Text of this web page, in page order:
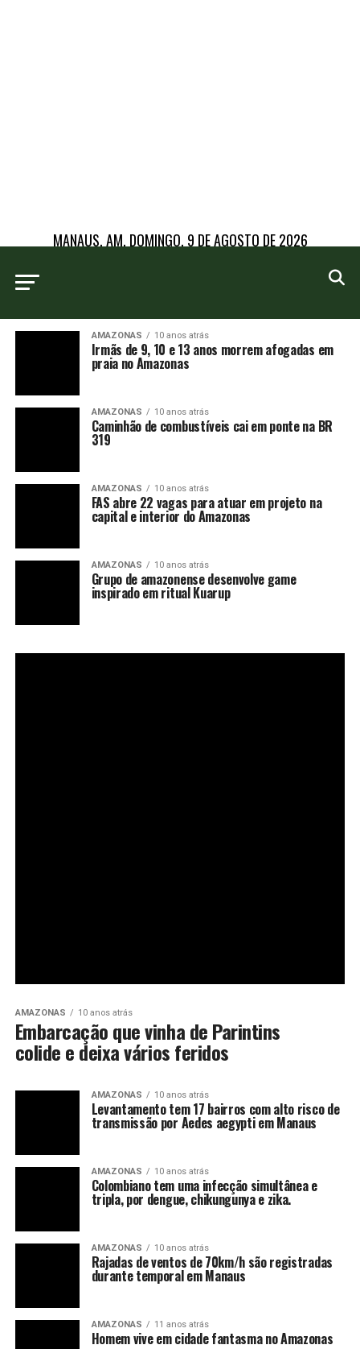
MANAUS, AM, DOMINGO, 9 DE AGOSTO DE 2026
AMAZONAS 10 anos atrás
Irmãs de 9, 10 e 13 anos morrem afogadas em
praia no Amazonas
AMAZONAS 10 anos atrás
Caminhão de combustíveis cai em ponte na BR
319
AMAZONAS 10 anos atrás
FAS abre 22 vagas para atuar em projeto na
capital e interior do Amazonas
AMAZONAS 10 anos atrás
Grupo de amazonense desenvolve game
inspirado em ritual Kuarup
AMAZONAS 10 anos atrás
Embarcação que vinha de Parintins
colide e deixa vários feridos
AMAZONAS 10 anos atrás
Levantamento tem 17 bairros com alto risco de
transmissão por Aedes aegypti em Manaus
AMAZONAS 10 anos atrás
Colombiano tem uma infecção simultânea e
tripla, por dengue, chikungunya e zika.
AMAZONAS 10 anos atrás
Rajadas de ventos de 70km/h são registradas
durante temporal em Manaus
AMAZONAS 11 anos atrás
Homem vive em cidade fantasma no Amazonas